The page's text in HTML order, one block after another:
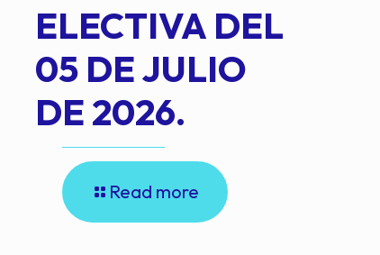
ELECTIVA DEL
05 DE JULIO
DE 2026.
Read more